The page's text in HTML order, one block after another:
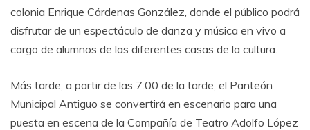
colonia Enrique Cárdenas González, donde el público podrá
disfrutar de un espectáculo de danza y música en vivo a
cargo de alumnos de las diferentes casas de la cultura.
Más tarde, a partir de las 7:00 de la tarde, el Panteón
Municipal Antiguo se convertirá en escenario para una
puesta en escena de la Compañía de Teatro Adolfo López